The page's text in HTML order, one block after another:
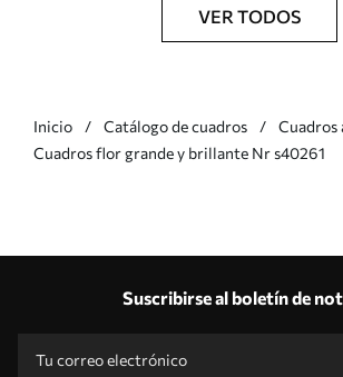
VER TODOS
Inicio Catálogo de cuadros
Cuadros
Cuadros flor grande y brillante Nr s40261
Suscribirse al boletín de